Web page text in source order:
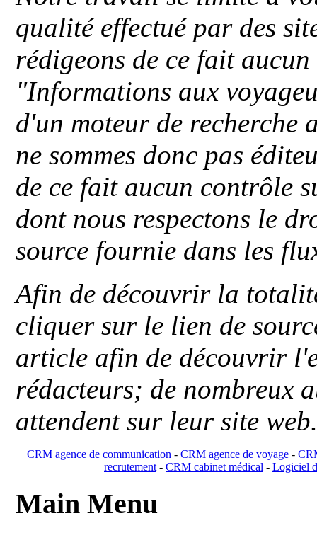
qualité effectué par des
rédigeons de ce fait
"Informations aux
d'un moteur de recherche
ne sommes donc pas
de ce fait aucun contrôle
dont nous respectons le
source fournie dans les
Afin de découvrir la
cliquer sur le lien de
article afin de découvrir
rédacteurs; de nombreux
attendent sur leur site
CRM agence de communication -CRM agence de voyage -
recrutement- CRM cabinet médical- Logiciel
Main Menu